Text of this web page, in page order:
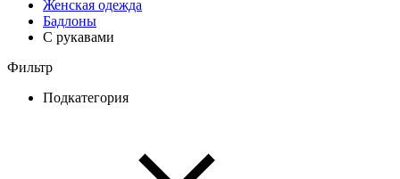
Женская одежда
Бадлоны
С рукавами
Фильтр
Подкатегория